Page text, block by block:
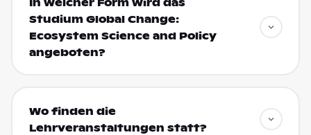
In welcher Form wird das
Studium Global Change:
Ecosystem Science and Policy
angeboten?
Wo finden die
Lehrveranstaltungen statt?